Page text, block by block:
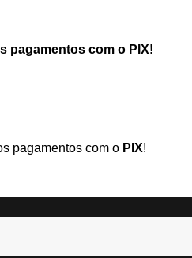
pagamentos com o PIX!
pagamentos com o PIX!